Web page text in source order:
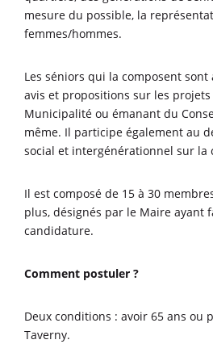
mesure du possible, la
femmes/hommes.
Les séniors qui la composent
avis et propositions sur les
Municipalité ou émanant du
même. Il participe également au
social et intergénérationnel sur la
Il est composé de 15 à 30
plus, désignés par le Maire ayant
candidature.
Comment postuler ?
Deux conditions : avoir 65 ans ou
Taverny.